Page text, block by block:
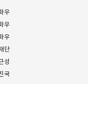
우
우
우
단
성
국